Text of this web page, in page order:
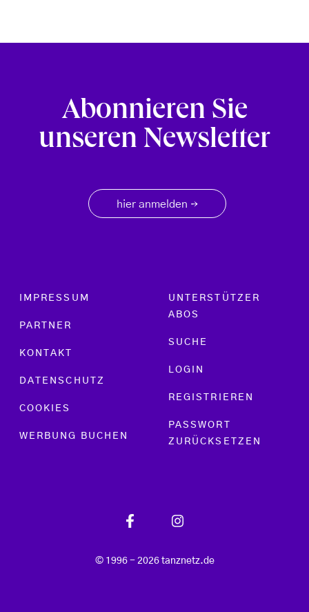
Abonnieren Sie
unseren Newsletter
hier anmelden →
Footer menu
IMPRESSUM
PARTNER
KONTAKT
DATENSCHUTZ
COOKIES
WERBUNG BUCHEN
UNTERSTÜTZER
ABOS
SUCHE
LOGIN
REGISTRIEREN
PASSWORT
ZURÜCKSETZEN
© 1996 - 2026 tanznetz.de